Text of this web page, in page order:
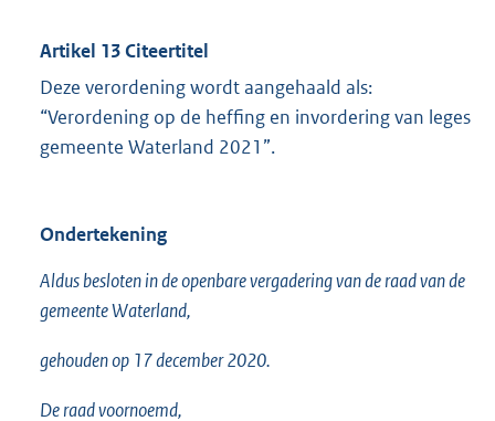
Artikel 13 Citeertitel
Deze verordening wordt aangehaald als:
“Verordening op de heffing en invordering van leges
gemeente Waterland 2021”.
Ondertekening
Aldus besloten in de openbare vergadering van de raad van de
gemeente Waterland,
gehouden op 17 december 2020.
De raad voornoemd,